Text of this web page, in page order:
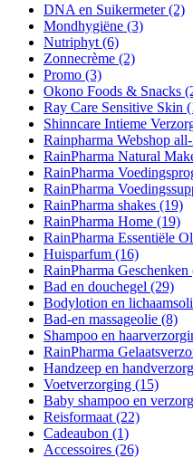
DNA en Suikermeter(2)
Mondhygiëne (3)
Nutriphyt (6)
Zonnecrème (2)
Promo (3)
Okono Foods & Snacks
Ray Care Sensitive Skin
Shinncare Intieme
Rainpharma Webshop
RainPharma Natural
RainPharma
RainPharma
RainPharma shakes (19)
RainPharma Home (19)
RainPharma Essentiële
Huisparfum (16)
RainPharma Geschenken
Bad en douchegel (29)
Bodylotion en
Bad-en massageolie (8)
Shampoo en
RainPharma
Handzeep en
Voetverzorging (15)
Baby shampoo en
Reisformaat (22)
Cadeaubon (1)
Accessoires (26)